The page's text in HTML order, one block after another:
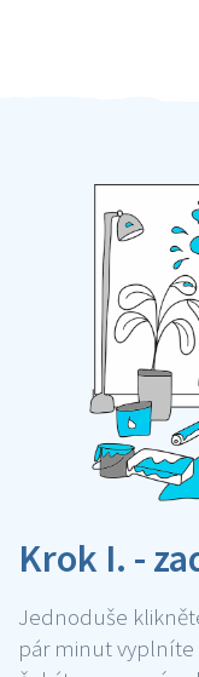
Krok I. -
Jednoduše
pár minut vyplníte